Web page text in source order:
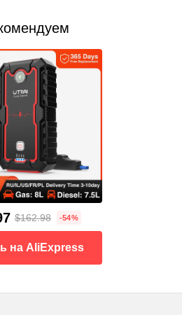
$162.98 -54%
на AliExpress